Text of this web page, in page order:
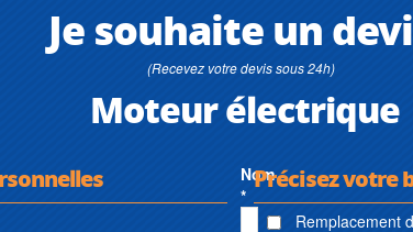
Je souhaite un
(Recevez votre devis sous 24h)
Moteur électrique
Nom
*
Précisez votre
Remplacement